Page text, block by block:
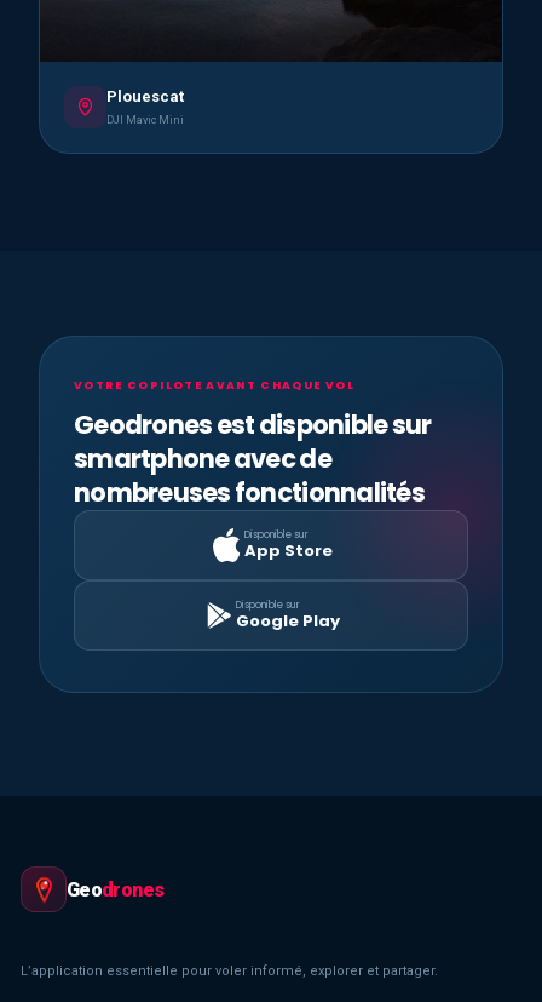
Plouescat
DJI Mavic Mini
VOTRE COPILOTE AVANT CHAQUE VOL
Geodrones est disponible sur
smartphone avec de
nombreuses fonctionnalités
Disponible sur
App Store
Disponible sur
Google Play
Geodrones
L’application essentielle pour voler informé, explorer et partager.